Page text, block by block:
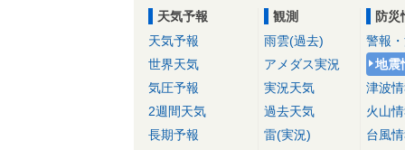
天気予報
天気予報
世界天気
気圧予報
2週間天気
長期予報
観測
雨雲(過去)
アメダス実況
実況天気
過去天気
雷(実況)
防災
警報
地震
津波
火山
台風